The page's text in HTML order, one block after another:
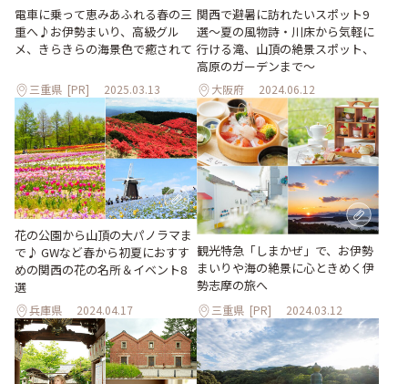
電車に乗って恵みあふれる春の三
重へ♪お伊勢まいり、高級グル
メ、きらきらの海景色で癒されて
三重県 [PR] 2025.03.13
関西で避暑に訪れたいスポット9
選～夏の風物詩・川床から気軽に
行ける滝、山頂の絶景スポット、
高原のガーデンまで～
大阪府 2024.06.12
花の公園から山頂の大パノラマま
で♪ GWなど春から初夏におすす
めの関西の花の名所＆イベント8
選
兵庫県 2024.04.17
観光特急「しまかぜ」で、お伊勢
まいりや海の絶景に心ときめく伊
勢志摩の旅へ
三重県 [PR] 2024.03.12